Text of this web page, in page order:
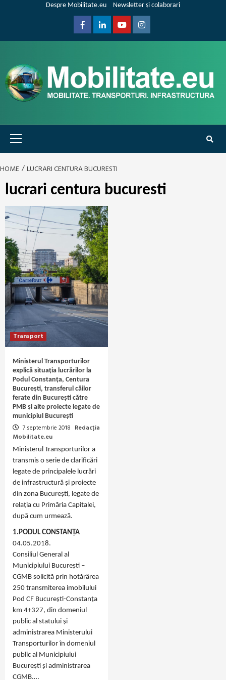
Despre Mobilitate.eu Newsletter și colaborari
FacebookLinkedinYoutubeInstagram
Primary
Menu
HOME LUCRARI CENTURA BUCURESTI
lucrari centura bucuresti
Transport
Ministerul Transporturilor
explică situația lucrărilor la
Podul Constanța, Centura
București, transferul căilor
ferate din București către
PMB și alte proiecte legate de
municipiul București
7 septembrie 2018 Redacția
Mobilitate.eu
Ministerul Transporturilor a
transmis o serie de clarificări
legate de principalele lucrări
de infrastructură și proiecte
din zona București, legate de
relația cu Primăria Capitalei,
după cum urmează.
1.PODUL CONSTANȚA
04.05.2018.
Consiliul General al
Municipiului București –
CGMB solicită prin hotărârea
250 transmiterea imobilului
Pod CF București-Constanța
km 4+327, din domeniul
public al statului și
administrarea Ministerului
Transporturilor în domeniul
public al Municipiului
București și administrarea
CGMB.…